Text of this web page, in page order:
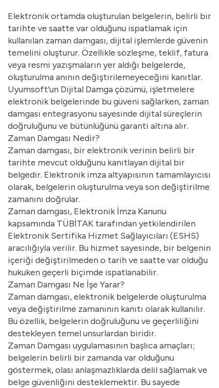
Elektronik ortamda oluşturulan belgelerin, belirli bir
tarihte ve saatte var olduğunu ispatlamak için
kullanılan zaman damgası, dijital işlemlerde güvenin
temelini oluşturur. Özellikle sözleşme, teklif, fatura
veya resmi yazışmaların yer aldığı belgelerde,
oluşturulma anının değiştirilemeyeceğini kanıtlar.
Uyumsoft’un Dijital Damgaçözümü, işletmelere
elektronik belgelerinde bu güveni sağlarken, zaman
damgası entegrasyonu sayesinde dijital süreçlerin
doğruluğunu ve bütünlüğünü garanti altına alır.
Zaman Damgası Nedir?
Zaman damgası, bir elektronik verinin belirli bir
tarihte mevcut olduğunu kanıtlayan dijital bir
belgedir. Elektronik imza altyapısının tamamlayıcısı
olarak, belgelerin oluşturulma veya son değiştirilme
zamanını doğrular.
Zaman damgası, Elektronik İmza Kanunu
kapsamında TÜBİTAK tarafından yetkilendirilen
Elektronik Sertifika Hizmet Sağlayıcıları (ESHS)
aracılığıyla verilir. Bu hizmet sayesinde, bir belgenin
içeriği değiştirilmeden o tarih ve saatte var olduğu
hukuken geçerli biçimde ispatlanabilir.
Zaman Damgası Ne İşe Yarar?
Zaman damgası, elektronik belgelerde oluşturulma
veya değiştirilme zamanının kanıtı olarak kullanılır.
Bu özellik, belgelerin doğruluğunu ve geçerliliğini
destekleyen temel unsurlardan biridir.
Zaman Damgası uygulamasının başlıca amaçları;
belgelerin belirli bir zamanda var olduğunu
göstermek, olası anlaşmazlıklarda delil sağlamak ve
belge güvenliğini desteklemektir. Bu sayede